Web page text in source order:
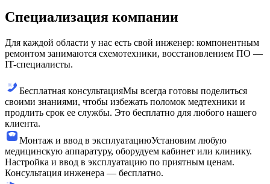
Специализация компании
Для каждой области у нас есть свой инженер: компонентным
ремонтом занимаются схемотехники, восстановлением ПО —
IT-специалисты.
Бесплатная консультацияМы всегда готовы поделиться
своими знаниями, чтобы избежать поломок медтехники и
продлить срок ее службы. Это бесплатно для любого нашего
клиента.
Монтаж и ввод в эксплуатациюУстановим любую
медицинскую аппаратуру, оборудуем кабинет или клинику.
Настройка и ввод в эксплуатацию по приятным ценам.
Консультация инженера — бесплатно.